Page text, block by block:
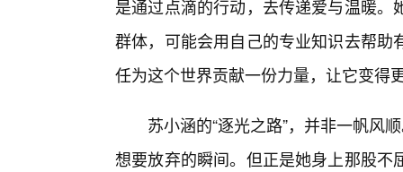
是通过点滴的行动，去传递爱与温暖
群体，可能会用自己的专业知识去帮
任为这个世界贡献一份力量，让它变得
苏小涵的“逐光之路”，并非一帆风
想要放弃的瞬间。但正是她身上那股